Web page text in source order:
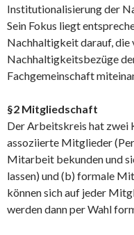
Institutionalisierung der
Sein Fokus liegt
Nachhaltigkeit darauf, die
Nachhaltigkeitsbezüge
Fachgemeinschaft
§2 Mitgliedschaft
Der Arbeitskreis hat zwei
assoziierte Mitglieder
Mitarbeit bekunden und
lassen) und (b) formale
können sich auf jeder
werden dann per Wahl